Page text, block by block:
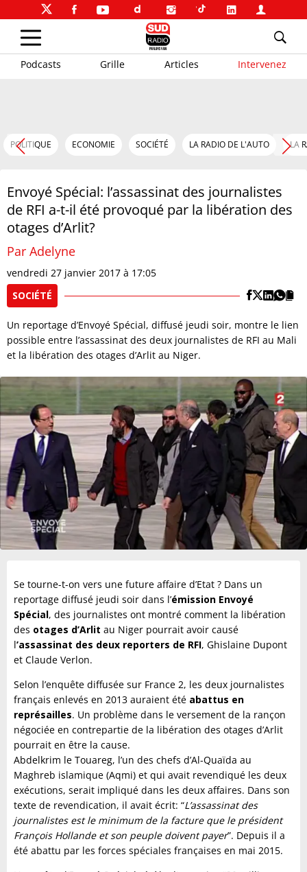
Podcasts Grille Articles Intervenez
POLITIQUE ECONOMIE SOCIÉTÉ LA RADIO DE L'AUTO LA
Envoyé Spécial: l’assassinat des journalistes
de RFI a-t-il été provoqué par la libération des
otages d’Arlit?
Par Adelyne
vendredi 27 janvier 2017 à 17:05
SOCIÉTÉ
Un reportage d’Envoyé Spécial, diffusé jeudi soir, montre le lien
possible entre l’assassinat des deux journalistes de RFI au Mali
et la libération des otages d’Arlit au Niger.
Se tourne-t-on vers une future affaire d’Etat ? Dans un
reportage diffusé jeudi soir dans l’émission Envoyé
Spécial, des journalistes ont montré comment la libération
des otages d’Arlit au Niger pourrait avoir causé
l’assassinat des deux reporters de RFI, Ghislaine Dupont
et Claude Verlon.
Selon l’enquête diffusée sur France 2, les deux journalistes
français enlevés en 2013 auraient été abattus en
représailles. Un problème dans le versement de la rançon
négociée en contrepartie de la libération des otages d’Arlit
pourrait en être la cause.
Abdelkrim le Touareg, l’un des chefs d’Al-Quaïda au
Maghreb islamique (Aqmi) et qui avait revendiqué les deux
exécutions, serait impliqué dans les deux affaires. Dans son
texte de revendication, il avait écrit: “L’assassinat des
journalistes est le minimum de la facture que le président
François Hollande et son peuple doivent payer”. Depuis il a
été abattu par les forces spéciales françaises en mai 2015.